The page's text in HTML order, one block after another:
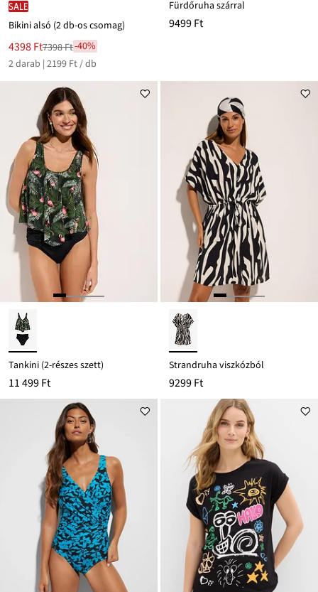
SALE
Bikini alsó (2 db-os csomag)
Új
ár
4398 Ft
Leárazva
7398 Ft
Ft-
7398 Ft-40%
2 darab | 2199 Ft / db
Fürdőruha szárral
9499 Ft
Tankini (2-részes szett)
11 499 Ft
Strandruha viszkózból
9299 Ft